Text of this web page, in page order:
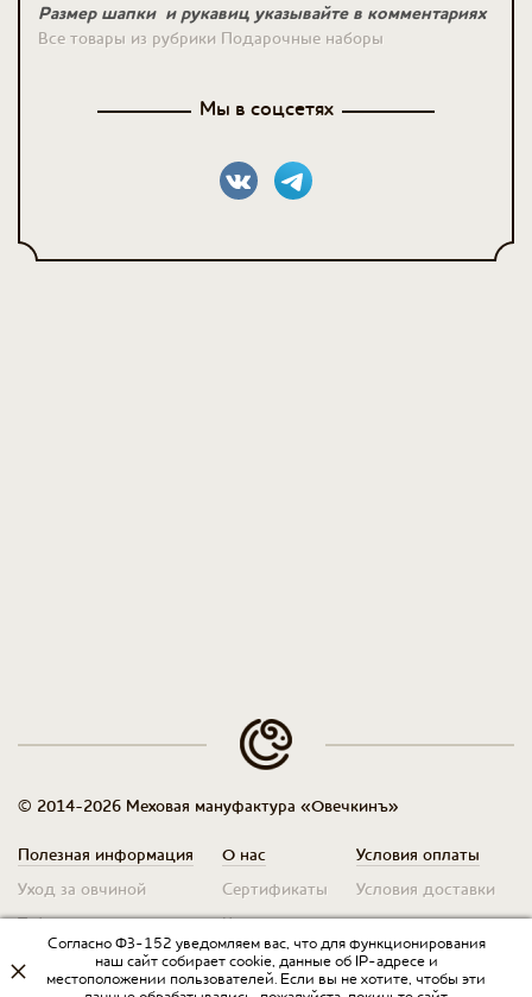
Размер шапки и рукавиц указывайте в комментариях
Все товары из рубрики Подарочные наборы
Мы в соцсетях
© 2014-2026 Меховая мануфактура «Овечкинъ»
Полезная информация
Уход за овчиной
Таблица размеров
О нас
Сертификаты
Контакты
Условия оплаты
Условия доставки
Оплата для юр. лиц
Условия возврата
Согласно ФЗ-152 уведомляем вас, что для функционирования
наш сайт собирает cookie, данные об IP-адресе и
местоположении пользователей. Если вы не хотите, чтобы эти